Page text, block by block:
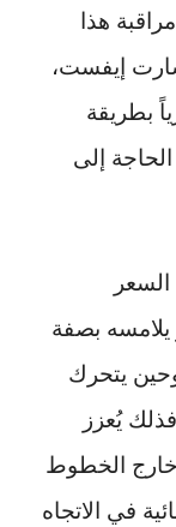
هذا
إيفست،
بطريقة
إلى
بصفة
يتحرك
يُعزز
خارج الخطوط
في الاتجاه